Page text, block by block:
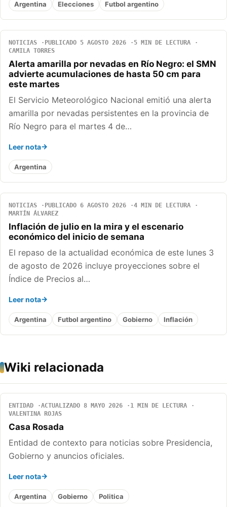
Argentina Elecciones Futbol argentino
NOTICIAS PUBLICADO 5 AGOSTO 2026
5 MIN DE LECTURA
CAMILA TORRES
Alerta amarilla por nevadas en Río Negro: el SMN
advierte acumulaciones de hasta 50 cm para
este martes
El Servicio Meteorológico Nacional emitió una alerta
amarilla por nevadas persistentes en la provincia de
Río Negro para el martes 4 de…
Leer nota
Argentina
NOTICIAS PUBLICADO 6 AGOSTO 2026
4 MIN DE LECTURA
MARTÍN ÁLVAREZ
Inflación de julio en la mira y el escenario
económico del inicio de semana
El repaso de la actualidad económica de este lunes 3
de agosto de 2026 incluye proyecciones sobre el
Índice de Precios al…
Leer nota
Argentina Futbol argentino Gobierno Inflación
Wiki relacionada
ENTIDAD ACTUALIZADO 8 MAYO 2026
1 MIN DE LECTURA
VALENTINA ROJAS
Casa Rosada
Entidad de contexto para noticias sobre Presidencia,
Gobierno y anuncios oficiales.
Leer nota
Argentina Gobierno Politica